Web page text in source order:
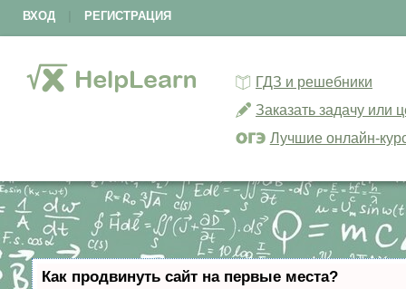
ВХОД РЕГИСТРАЦИЯ
ГДЗ и решебники
Заказать задачу или
Лучшие онлайн-
Как продвинуть сайт на первые места?